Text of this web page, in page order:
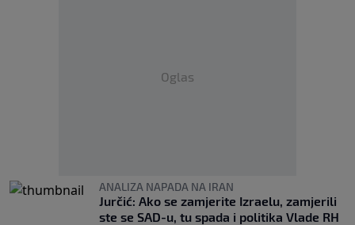
Oglas
ANALIZA NAPADA NA IRAN
Jurčić: Ako se zamjerite Izraelu, zamjerili
ste se SAD-u, tu spada i politika Vlade RH